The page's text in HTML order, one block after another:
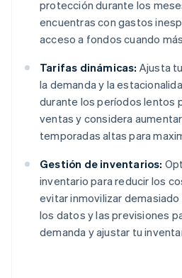
protección durante los
encuentras con gastos
acceso a fondos cuando
Tarifas dinámicas: Ajusta
la demanda y la
durante los períodos lentos
ventas y considera
temporadas altas para
Gestión de inventarios:
inventario para reducir los
evitar inmovilizar
los datos y las previsiones
demanda y ajustar tu